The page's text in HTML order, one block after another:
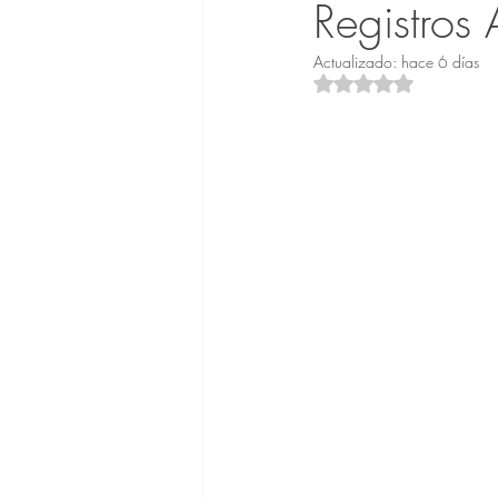
Registros
Actualizado: hace 6 días
Obtuvo NaN de 5